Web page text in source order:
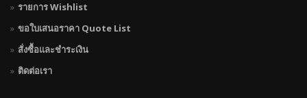
รายการ Wishlist
ขอใบเสนอราคา Quote List
สั่งซื้อและชำระเงิน
ติดต่อเรา